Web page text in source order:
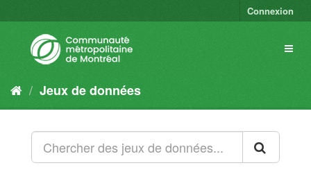
Connexion
Jeux de données